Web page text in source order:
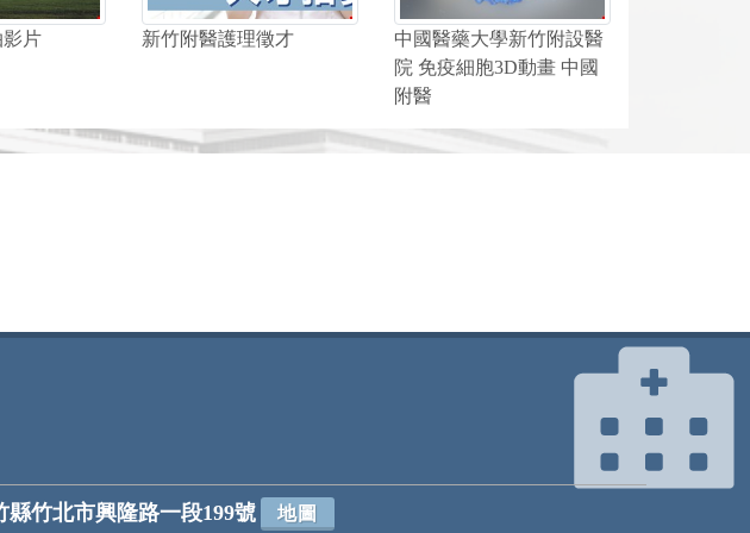
影片 新竹附醫護理徵才
中國醫藥大學新竹附設醫
院 免疫細胞3D動畫 中國
附醫
縣竹北市興隆路一段199號 地圖